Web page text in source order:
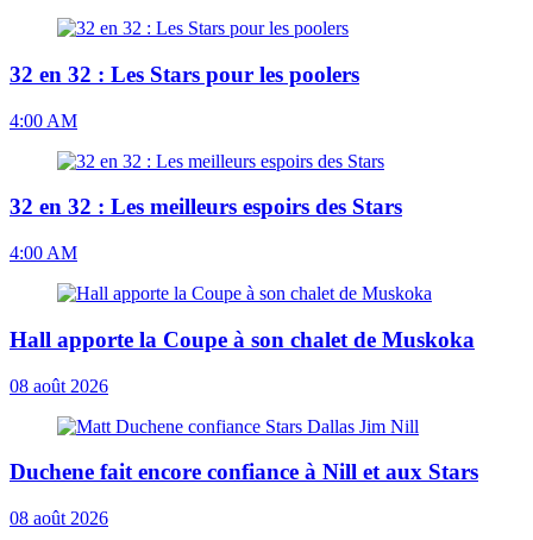
32 en 32 : Les Stars pour les poolers
4:00 AM
32 en 32 : Les meilleurs espoirs des Stars
4:00 AM
Hall apporte la Coupe à son chalet de Muskoka
08 août 2026
Duchene fait encore confiance à Nill et aux Stars
08 août 2026